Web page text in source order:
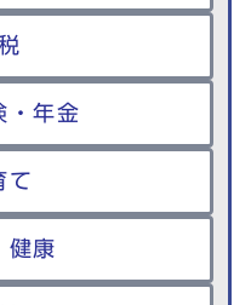
・年金
て
健康